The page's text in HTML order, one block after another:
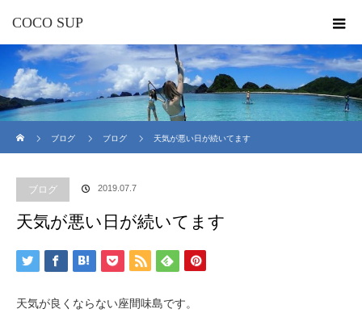
COCO SUP
ブログ
ブログ 天気が悪い日が続いてます
ブログ 2019.07.7
天気が悪い日が続いてます
天気が良くならない座間味島です。